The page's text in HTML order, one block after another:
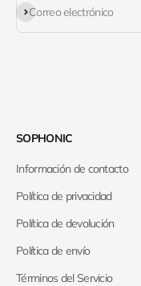
Correo electrónico
Suscribirse
SOPHONIC
Información de contacto
Política de privacidad
Política de devolución
Política de envío
Términos del Servicio